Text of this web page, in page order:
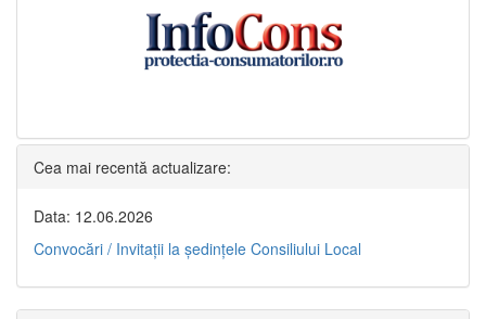
Cea mai recentă actualizare:
Data: 12.06.2026
Convocări / Invitaţii la şedinţele Consiliului Local